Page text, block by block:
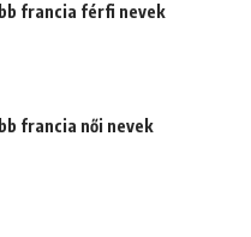
francia férfi nevek
francia női nevek